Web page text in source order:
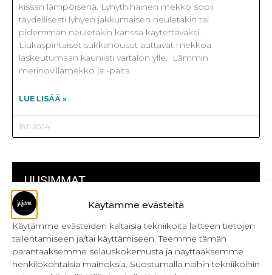
Käytämme evästeitä
Käytämme evästeiden kaltaisia tekniikoita laitteen tietojen
tallentamiseen ja/tai käyttämiseen. Teemme tämän
parantaaksemme selauskokemusta ja näyttääksemme
henkilökohtaisia mainoksia. Suostumalla näihin tekniikoihin
UUSIMMAT
Kulmikas pussukka kaava Särmä
Bokserikuminauhan ompelu
Metrivetoketjun käyttö
kissan lämpöisenä. Lyhythihainen mekko sopii
täydellisesti lyhyen jakkumaisen neuletakin tai
pidemmän neuletakin kanssa käytettäväksi.
Liukaspintaiset sukkahousut auttavat mekkoa
laskeutumaan kauniisti vartalon ylle. Lämmin
merinovillamekko ja -paita
LUE LISÄÄ »
15.11.2024